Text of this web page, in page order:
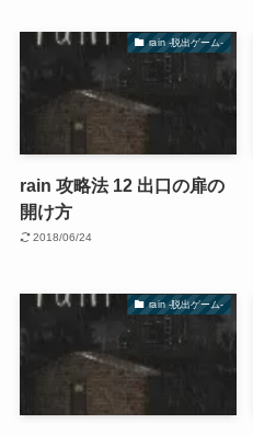
rain -脱出ゲーム-
rain 攻略法 12 出口の扉の
開け方
2018/06/24
rain -脱出ゲーム-